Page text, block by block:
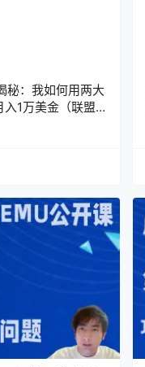
秘：我如何用两大
1万美金（联盟